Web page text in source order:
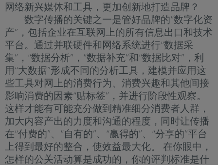
网络新兴媒体和工具，更加创新地打造品牌？
数字传播的关键之一是管好品牌的“数字化资
产”，包括企业在互联网上的所有信息出口和技术
平台。通过并联硬件和网络系统进行“数据采
集”，“数据分析”，“数据补充”和“数据比对”，利
用“大数据”形成不同的分析工具，建模并应用这
些工具对网上的消费行为、消费兴趣和其他间接
影响消费的因素“贴标签”，并进行阶段性观察。
这样才能有可能充分做到精准细分消费者人群，
加大内容产出的力度和沟通的程度，同时让传播
在“付费的”、“自有的”、“赢得的”、“分享的”平台
上得到最好的整合，使效益最大化。 在你眼中，
怎样的公关活动算是成功的，你的评判标准是什